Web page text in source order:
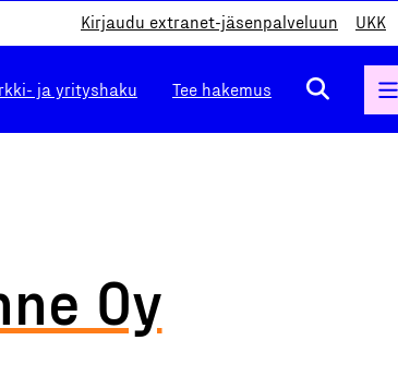
Kirjaudu extranet-jäsenpalveluun UKK
ja yrityshaku Tee hakemus
Oy